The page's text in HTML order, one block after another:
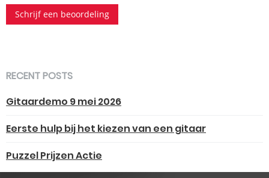
Schrijf een beoordeling
RECENT POSTS
Gitaardemo 9 mei 2026
Eerste hulp bij het kiezen van een gitaar
Puzzel Prijzen Actie